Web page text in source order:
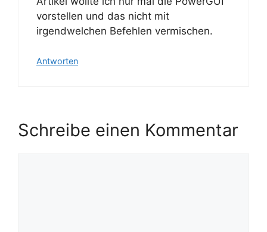
vorstellen und das nicht mit
irgendwelchen Befehlen vermischen.
Antworten
Schreibe einen Kommentar